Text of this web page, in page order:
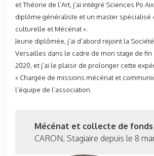
et Théorie de l’Art, j’ai intégré Sciences Po
diplôme généraliste et un master spécialisé
culturelle et Mécénat ».
Jeune diplômée, j’ai d’abord rejoint la
Versailles dans le cadre de mon stage de fin
2020, et j’ai le plaisir de prolonger cette
« Chargée de missions mécénat et
l’équipe de l’association.
Mécénat et collecte de fonds
CARON, Stagiaire depuis le 8